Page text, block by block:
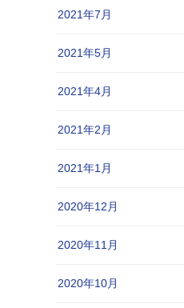
2021年7月
2021年5月
2021年4月
2021年2月
2021年1月
2020年12月
2020年11月
2020年10月